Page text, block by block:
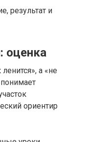
результат и
оценка
а «не
ориентир